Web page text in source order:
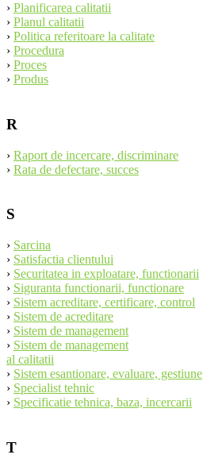
› Planificarea calitatii
› Planul calitatii
› Politica referitoare la calitate
› Procedura
› Proces
› Produs
R
› Raport de incercare, discriminare
› Rata de defectare, succes
S
› Sarcina
› Satisfactia clientului
› Securitatea in exploatare, functionarii
› Siguranta functionarii, functionare
› Sistem acreditare, certificare, control
› Sistem de acreditare
› Sistem de management
› Sistem de management
al calitatii
› Sistem esantionare, evaluare, gestiune
› Specialist tehnic
› Specificatie tehnica, baza, incercarii
T